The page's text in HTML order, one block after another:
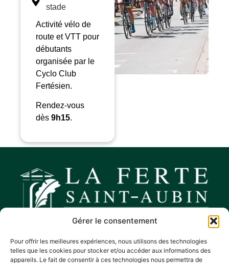
Gérer le consentement
Pour offrir les meilleures expériences, nous utilisons des technologies
telles que les cookies pour stocker et/ou accéder aux informations des
appareils. Le fait de consentir à ces technologies nous permettra de
stade
Activité vélo de
route et VTT pour
débutants
organisée par le
Cyclo Club
Fertésien.
Rendez-vous
dès 9h15.
Nous contacter
Hôtel de ville
Place Charles De Gaulle,